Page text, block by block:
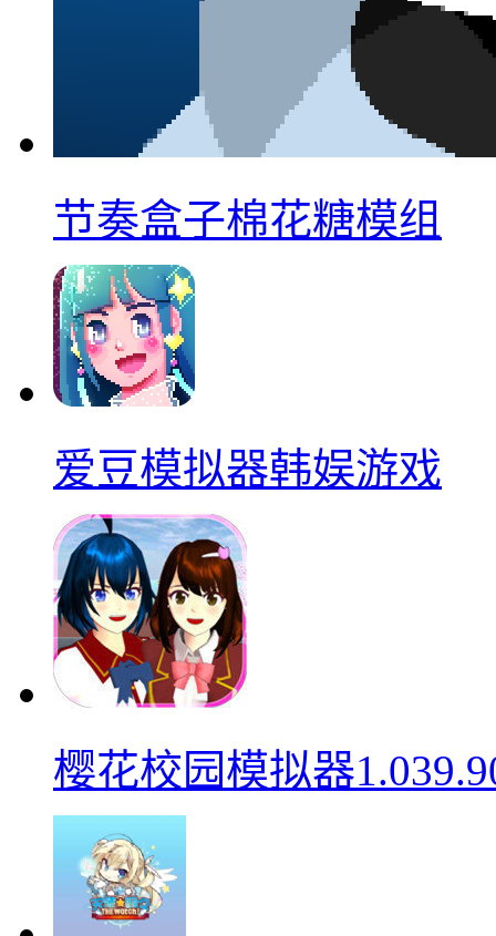
节奏盒子棉花糖模组
爱豆模拟器韩娱游戏
樱花校园模拟器